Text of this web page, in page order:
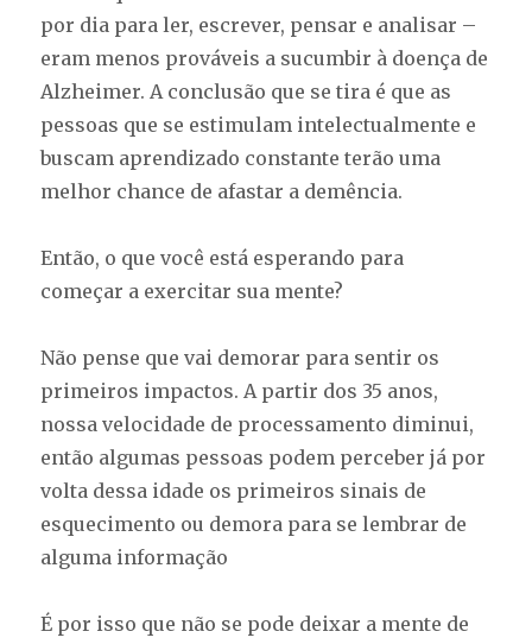
por dia para ler, escrever, pensar e analisar –
eram menos prováveis a sucumbir à doença de
Alzheimer. A conclusão que se tira é que as
pessoas que se estimulam intelectualmente e
buscam aprendizado constante terão uma
melhor chance de afastar a demência.
Então, o que você está esperando para
começar a exercitar sua mente?
Não pense que vai demorar para sentir os
primeiros impactos. A partir dos 35 anos,
nossa velocidade de processamento diminui,
então algumas pessoas podem perceber já por
volta dessa idade os primeiros sinais de
esquecimento ou demora para se lembrar de
alguma informação
É por isso que não se pode deixar a mente de